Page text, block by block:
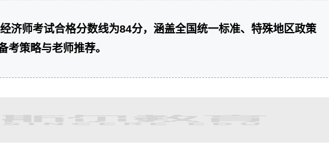
济师考试合格分数线为84分，涵盖全国统一标准、特殊地区政策
考策略与老师推荐。